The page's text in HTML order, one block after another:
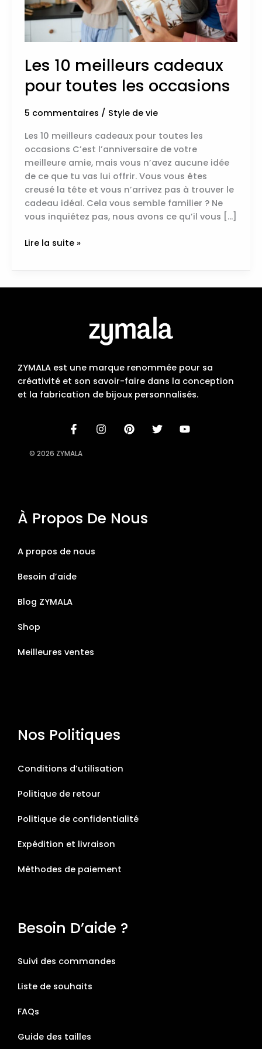
Les 10 meilleurs cadeaux
pour toutes les occasions
5 commentaires / Style de vie
Les 10 meilleurs cadeaux pour toutes les
occasions C’est l’anniversaire de votre
meilleure amie, mais vous n’avez aucune idée
de ce que tu vas lui offrir. Vous vous êtes
creusé la tête et vous n’arrivez pas à trouver le
cadeau idéal. Cela vous semble familier ? Ne
vous inquiétez pas, nous avons ce qu’il vous […]
Lire la suite »
ZYMALA est une marque renommée pour sa
créativité et son savoir-faire dans la conception
et la fabrication de bijoux personnalisés.
© 2026 ZYMALA
À Propos De Nous
A propos de nous
Besoin d’aide
Blog ZYMALA
Shop
Meilleures ventes
Nos Politiques
Conditions d’utilisation
Politique de retour
Politique de confidentialité
Expédition et livraison
Méthodes de paiement
Besoin D’aide ?
Suivi des commandes
Liste de souhaits
FAQs
Guide des tailles